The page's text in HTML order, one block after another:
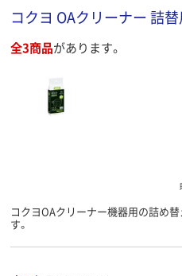
コクヨ OAクリーナー 詰
全3商品があります。
コクヨOAクリーナー機器用の詰め
す。